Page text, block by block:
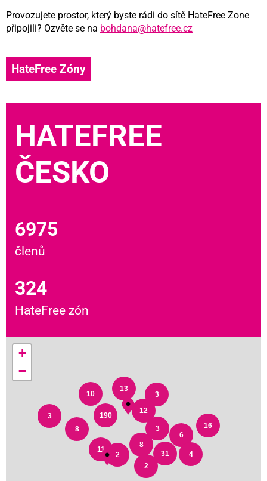
Provozujete prostor, který byste rádi do sítě HateFree Zone
připojili? Ozvěte se na bohdana@hatefree.cz
HateFree Zóny
HATEFREE
ČESKO
6975
členů
324
HateFree zón
3
2
16
2
6
4
8
31
3
3
13
12
10
8
11
190
+
−